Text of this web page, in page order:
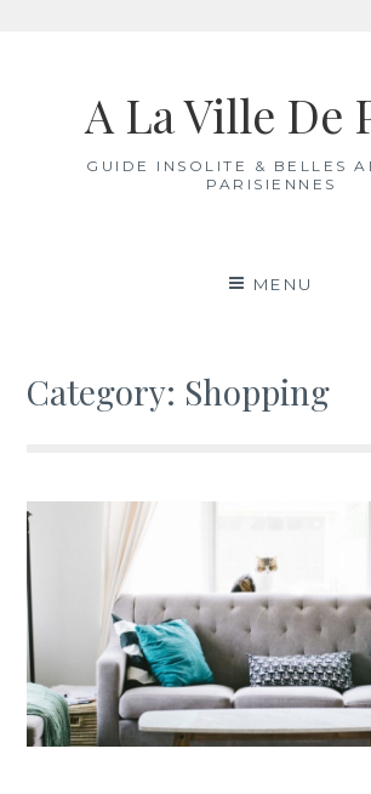
A La Ville De
GUIDE INSOLITE & BELLES
PARISIENNES
MENU
Category: Shopping